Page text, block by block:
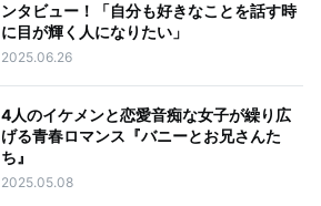
ンタビュー！「自分も好きなことを話す時
に目が輝く人になりたい」
2025.06.26
4人のイケメンと恋愛音痴な女子が繰り広
げる青春ロマンス『バニーとお兄さんた
ち』
2025.05.08